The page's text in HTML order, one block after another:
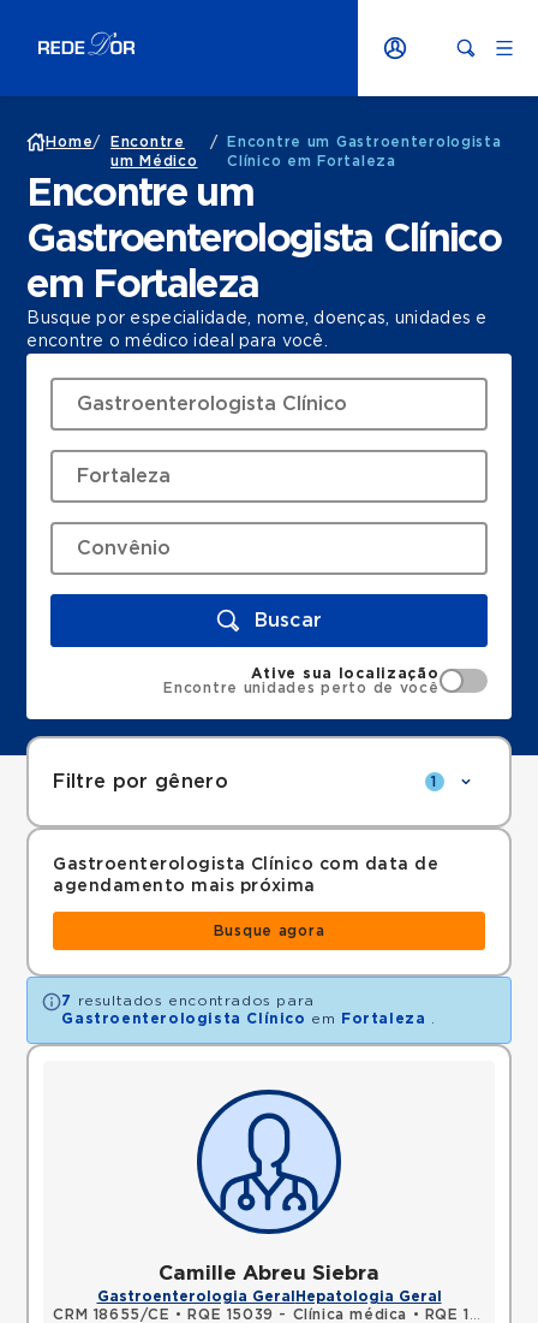
Home/
Encontre
um Médico
/
Encontre um Gastroenterologista
Clínico em Fortaleza
Encontre um
Gastroenterologista Clínico
em Fortaleza
Busque por especialidade, nome, doenças, unidades e
encontre o médico ideal para você.
Buscar
Ative sua localização
Encontre unidades perto de você
Filtre por gênero 1
Gastroenterologista Clínico com data de
agendamento mais próxima
Busque agora
7
resultados encontrados para
Gastroenterologista Clínico em Fortaleza
Camille Abreu Siebra
Gastroenterologia Geral Hepatologia Geral
CRM 18655/CE • RQE 15039 - Clínica médica •
RQE 17606 - Gastroenterologia